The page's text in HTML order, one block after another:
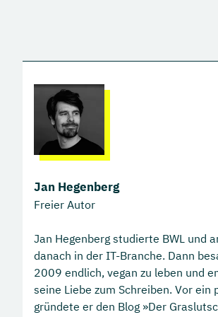
Jan Hegenberg
Freier Autor
Jan Hegenberg studierte BWL und
danach in der IT-Branche. Dann
2009 endlich, vegan zu leben und
seine Liebe zum Schreiben. Vor ein
gründete er den Blog »Der